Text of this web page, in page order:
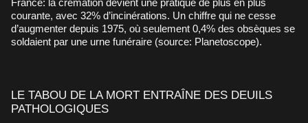
France: la crémation devient une pratique de plus en plus
courante, avec 32% d’incinérations. Un chiffre qui ne cesse
d’augmenter depuis 1975, où seulement 0,4% des obsèques se
soldaient par une urne funéraire (source: Planetoscope).
LE TABOU DE LA MORT ENTRAÎNE DES DEUILS
PATHOLOGIQUES